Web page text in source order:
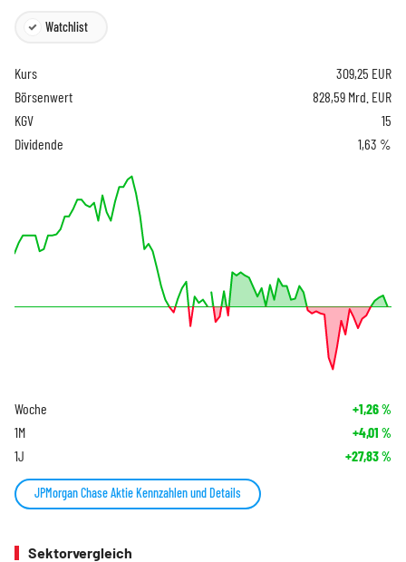
Watchlist
Kurs 309,25 EUR
Börsenwert
828,59 Mrd. EUR
KGV
15
Dividende
1,63 %
Woche +1,26%
1M +4,01 %
1J +27,83%
JPMorgan Chase Aktie Kennzahlen und Details
Sektorvergleich